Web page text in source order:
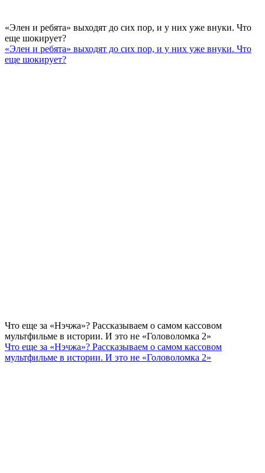
«Элен и ребята» выходят до сих пор, и у них уже внуки. Что
еще шокирует?
«Элен и ребята» выходят до сих пор, и у них уже внуки. Что
еще шокирует?
Что еще за «Нэчжа»? Рассказываем о самом кассовом
мультфильме в истории. И это не «Головоломка 2»
Что еще за «Нэчжа»? Рассказываем о самом кассовом
мультфильме в истории. И это не «Головоломка 2»